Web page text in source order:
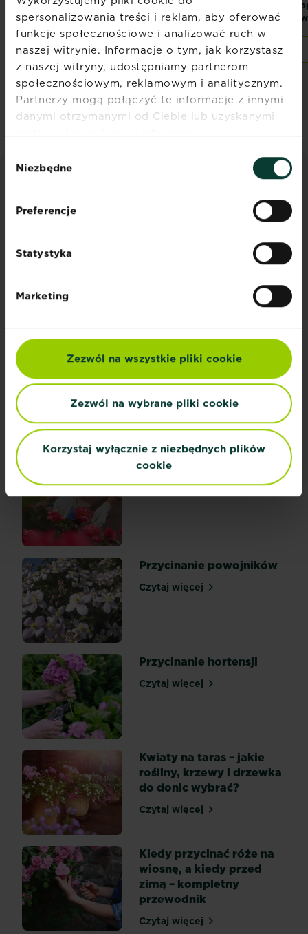
spersonalizowania treści i reklam, aby oferować
funkcje społecznościowe i analizować ruch w
naszej witrynie. Informacje o tym, jak korzystasz
z naszej witryny, udostępniamy partnerom
społecznościowym, reklamowym i analitycznym.
Partnerzy mogą połączyć te informacje z innymi
danymi otrzymanymi od Ciebie lub uzyskanymi
podczas korzystania z ich usług.
zgody
Niezbędne
Preferencje
Statystyka
Marketing
Zezwól na wszystkie pliki cookie
Zezwól na wybrane pliki cookie
Korzystaj wyłącznie z niezbędnych plików
cookie
naturalny do
Owoców
Znajdź sklep
Osmocote
Podłoże
Uniwersalne
Znajdź sklep
Odkryj wszystkie artykuły
Jak i kiedy przycinać
storczyki?
Przycinać
czy
przycinać?
oto
jest
pytanie!
By
na
nie
odpowiedzieć,
trzeba
znać
dokładnie
gatunek
storczyka.
Niektóre
odmiany
tej
rośliny
wymagają
przycinania,
inne
wcale
tego
nie
potrzebują...
Czytaj więcej
Przycinanie róż
Przycinanie róż
Przycinanie powojników
Czytaj więcejPrzycinanie powojników
Przycinanie hortensji
Czytaj więcejPrzycinanie hortensji
Kwiaty na taras – jakie
rośliny, krzewy i drzewka
do donic wybrać?
Czytaj więcejKwiaty na taras – jakie
Kiedy przycinać róże na
wiosnę, a kiedy przed
zimą – kompletny
przewodnik
Czytaj więcejKiedy przycinać róże na